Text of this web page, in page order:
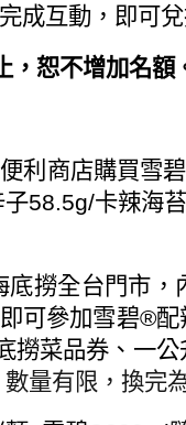
成互動，即可
，恕不增加名額
便利商店購買雪碧
子58.5g/卡辣海
底撈全台門市，
可參加雪碧®配
撈菜品券、一公
量有限，換完